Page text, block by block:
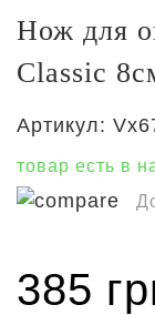
Нож для
Classic
Артикул:
товар есть в
385